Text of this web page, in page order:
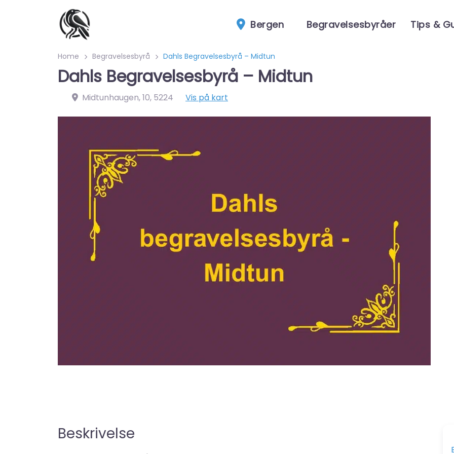
Bergen Begravelsesbyråer Tips &
Home Begravelsesbyrå Dahls Begravelsesbyrå – Midtun
Dahls Begravelsesbyrå – Midtun
Midtunhaugen, 10, 5224 Vis på kart
Beskrivelse